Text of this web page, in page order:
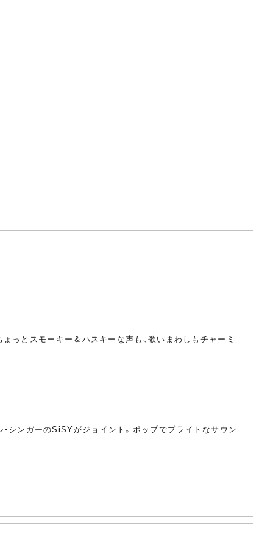
っとスモーキー＆ハスキーな声も、歌いまわしもチャーミ
シンガーのSiSYがジョイント。ポップでブライトなサウン